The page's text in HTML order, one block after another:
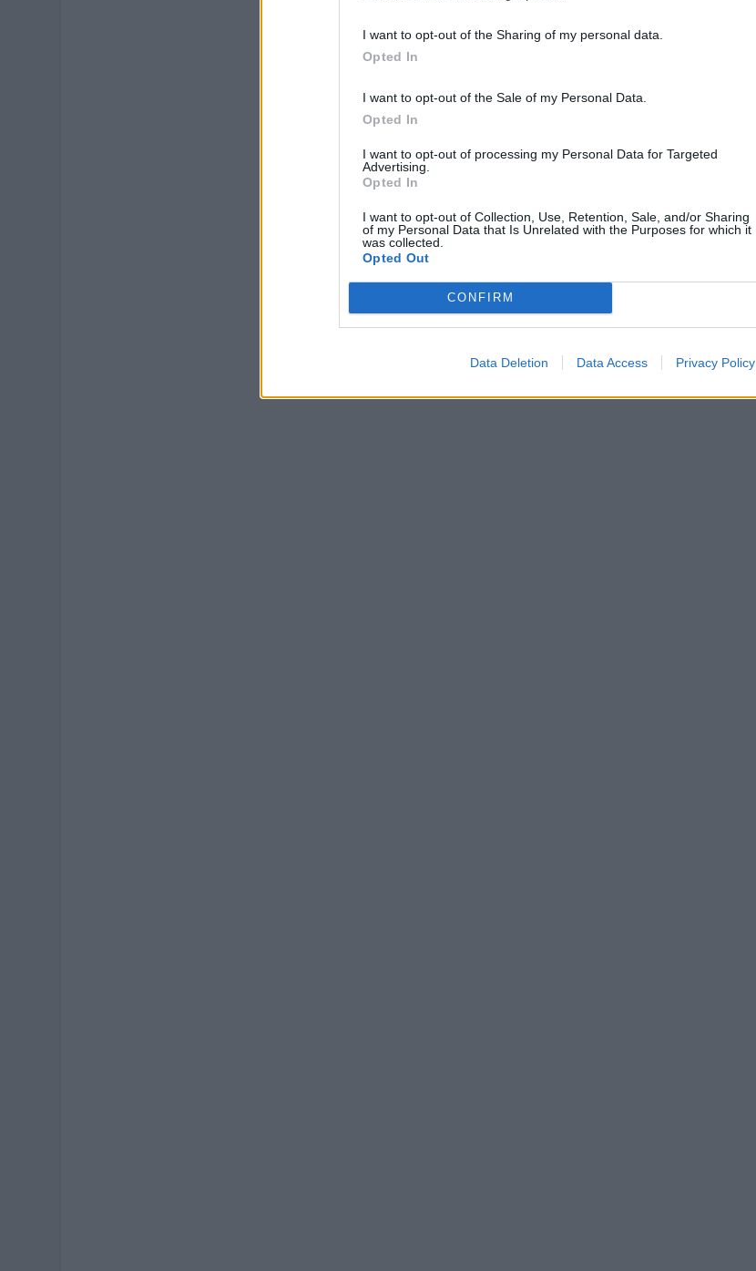
I want to opt-out of the Sharing of my personal data.
Opted In
I want to opt-out of the Sale of my Personal Data.
Opted In
I want to opt-out of processing my Personal Data for Targeted
Advertising.
Opted In
I want to opt-out of Collection, Use, Retention, Sale, and/or Sharing
of my Personal Data that Is Unrelated with the Purposes for which it
was collected.
Opted Out
CONFIRM
Data Deletion Data Access Privacy Policy